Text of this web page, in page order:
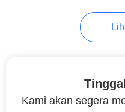
Kami akan segera